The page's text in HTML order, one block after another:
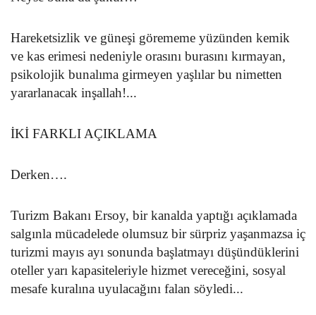
Hareketsizlik ve güneşi görememe yüzünden kemik
ve kas erimesi nedeniyle orasını burasını kırmayan,
psikolojik bunalıma girmeyen yaşlılar bu nimetten
yararlanacak inşallah!...
İKİ FARKLI AÇIKLAMA
Derken….
Turizm Bakanı Ersoy, bir kanalda yaptığı açıklamada
salgınla mücadelede olumsuz bir sürpriz yaşanmazsa iç
turizmi mayıs ayı sonunda başlatmayı düşündüklerini
oteller yarı kapasiteleriyle hizmet vereceğini, sosyal
mesafe kuralına uyulacağını falan söyledi...